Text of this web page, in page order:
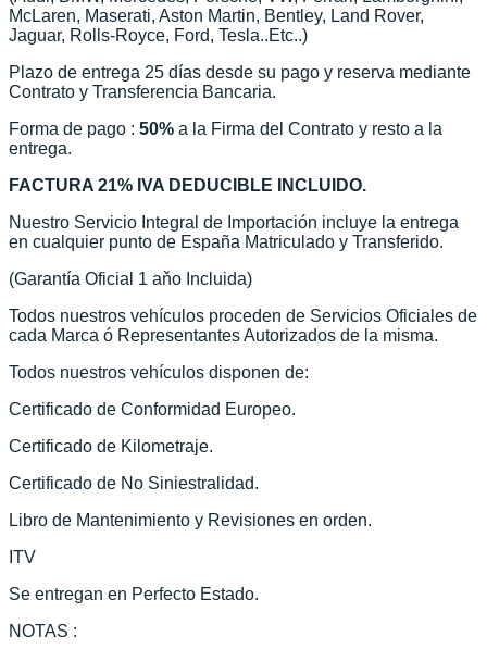
McLaren, Maserati, Aston Martin, Bentley, Land Rover,
Jaguar, Rolls-Royce, Ford, Tesla..Etc..)
Plazo de entrega 25 días desde su pago y reserva mediante
Contrato y Transferencia Bancaria.
Forma de pago : 50% a la Firma del Contrato y resto a la
entrega.
FACTURA 21% IVA DEDUCIBLE INCLUIDO.
Nuestro Servicio Integral de Importación incluye la entrega
en cualquier punto de España Matriculado y Transferido.
(Garantía Oficial 1 aňo Incluida)
Todos nuestros vehículos proceden de Servicios Oficiales de
cada Marca ó Representantes Autorizados de la misma.
Todos nuestros vehículos disponen de:
Certificado de Conformidad Europeo.
Certificado de Kilometraje.
Certificado de No Siniestralidad.
Libro de Mantenimiento y Revisiones en orden.
ITV
Se entregan en Perfecto Estado.
NOTAS :